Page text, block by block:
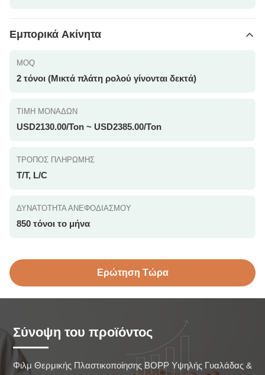
Εμπορικά Ακίνητα
MOQ
2 τόνοι (Μικτά πλάτη ρολού γίνονται δεκτά)
ΤΙΜΉ ΜΟΝΆΔΩΝ
USD2130.00/Ton ~ USD2385.00/Ton
ΤΡΌΠΟΣ ΠΛΗΡΩΜΉΣ
T/T, L/C
ΔΥΝΑΤΌΤΗΤΑ ΑΝΕΦΟΔΙΑΣΜΟΎ
850 τόνοι το μήνα
Ερώτηση Τώρα
Σύνοψη του προϊόντος
Φιλμ Θερμικής Πλαστικοποίησης BOPP Υψηλής Γυαλάδας &